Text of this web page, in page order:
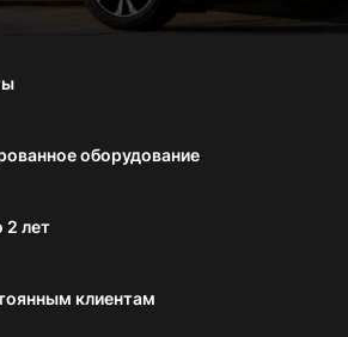
оборудование
2 лет
клиентам